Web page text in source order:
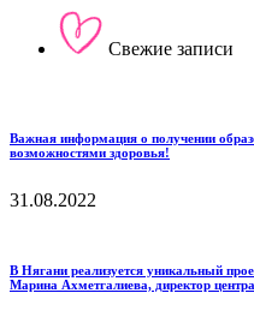
Свежие записи
Важная информация о получении
возможностями здоровья!
31.08.2022
В Нягани реализуется уникальный
Марина Ахметгалиева, директор